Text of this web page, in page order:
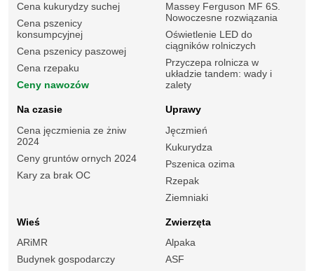
Cena kukurydzy suchej
Cena pszenicy
konsumpcyjnej
Cena pszenicy paszowej
Cena rzepaku
Ceny nawozów
Massey Ferguson MF 6S.
Nowoczesne rozwiązania
Oświetlenie LED do
ciągników rolniczych
Przyczepa rolnicza w
układzie tandem: wady i
zalety
Na czasie
Cena jęczmienia ze żniw
2024
Ceny gruntów ornych 2024
Kary za brak OC
Uprawy
Jęczmień
Kukurydza
Pszenica ozima
Rzepak
Ziemniaki
Wieś
ARiMR
Budynek gospodarczy
Zwierzęta
Alpaka
ASF